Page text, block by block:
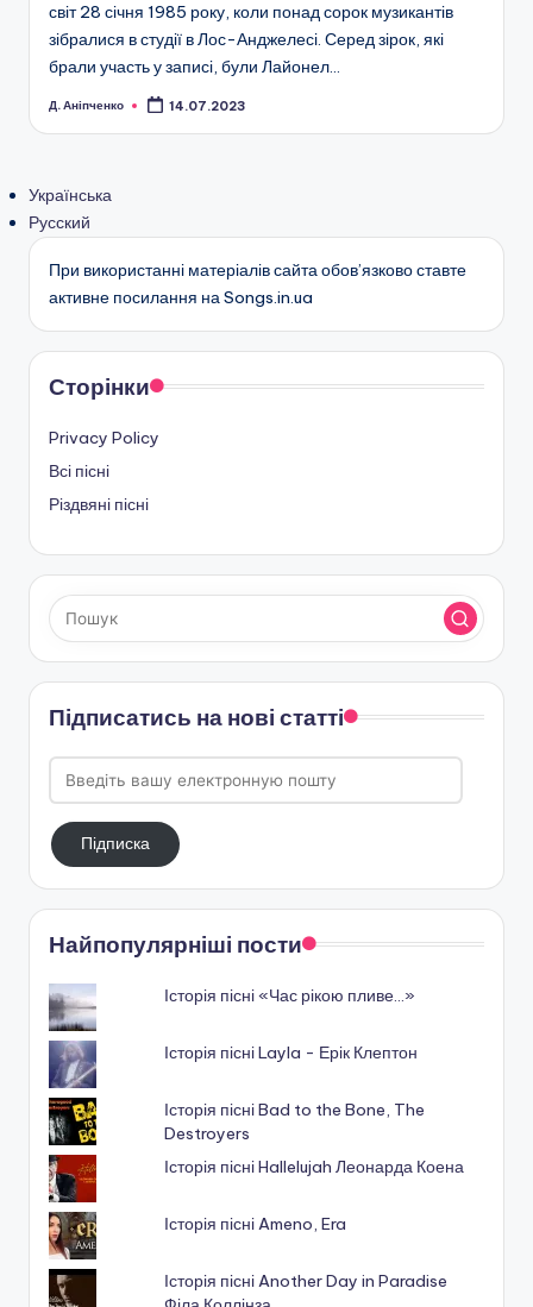
світ 28 січня 1985 року, коли понад сорок музикантів
зібралися в студії в Лос-Анджелесі. Серед зірок, які
брали участь у записі, були Лайонел…
Опубліковано
Д. Аніпченко 14.07.2023
Українська
Русский
При використанні матеріалів сайта обов’язково ставте
активне посилання на Songs.in.ua
Сторінки
Privacy Policy
Всі пісні
Різдвяні пісні
Підписатись на нові статті
вашу
електронную
поштуПідписка
Найпопулярніші пости
Історія пісні «Час рікою пливе…»
Історія пісні Layla - Ерік Клептон
Історія пісні Bad to the Bone, The
Destroyers
Історія пісні Hallelujah Леонарда Коена
Історія пісні Ameno, Era
Історія пісні Another Day in Paradise